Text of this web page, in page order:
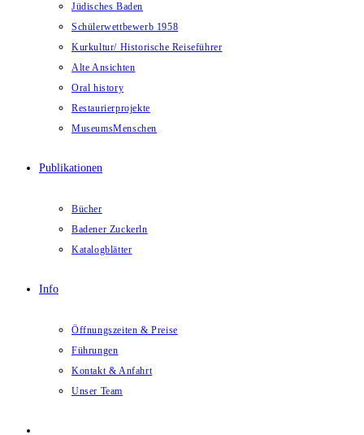
Jüdisches Baden
Schülerwettbewerb 1958
Kurkultur/ Historische Reiseführer
Alte Ansichten
Oral history
Restaurierprojekte
MuseumsMenschen
Publikationen
Bücher
Badener Zuckerln
Katalogblätter
Info
Öffnungszeiten & Preise
Führungen
Kontakt & Anfahrt
Unser Team